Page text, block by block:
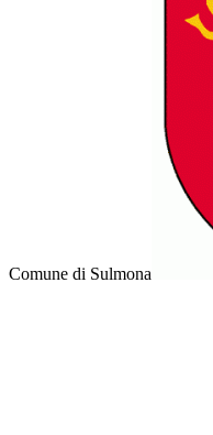
Comune di Sulmona